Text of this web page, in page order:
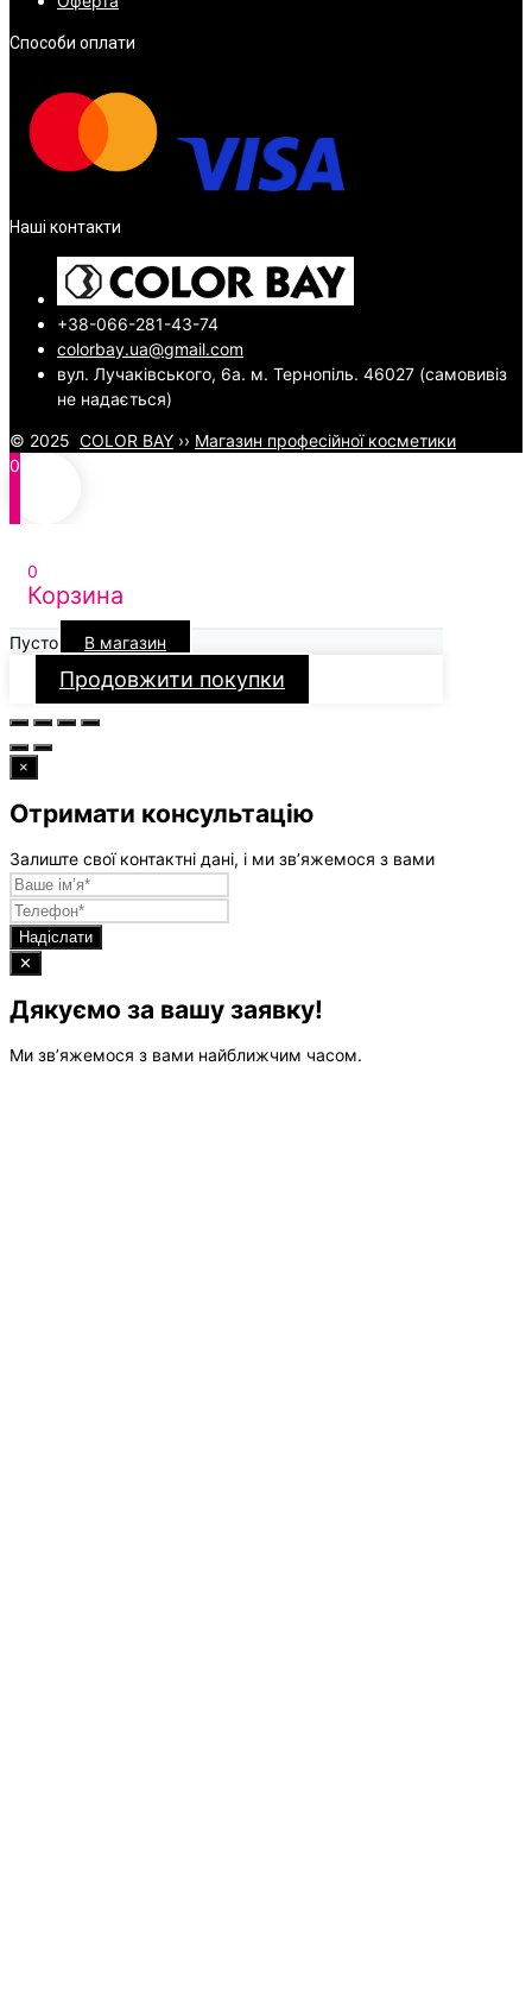
Способи оплати
Наші контакти
+38-066-281-43-74
colorbay.ua@gmail.com
вул. Лучаківського, 6а. м. Тернопіль. 46027 (самовивіз
не надається)
© 2025 COLOR BAY ›› Магазин професійної косметики
0
0
Корзина
Пусто В магазин
Продовжити покупки
×
Отримати консультацію
Залиште свої контактні дані, і ми зв’яжемося з вами
Надіслати
✕
Дякуємо за вашу заявку!
Ми зв’яжемося з вами найближчим часом.